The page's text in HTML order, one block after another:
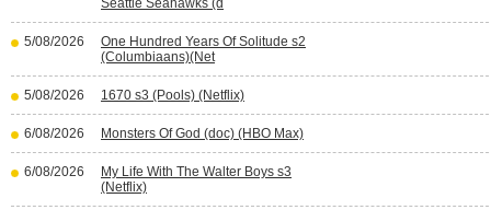
Seattle Seahawks (d
5/08/2026
One Hundred Years Of Solitude s2
(Columbiaans)(Net
5/08/2026 1670 s3 (Pools) (Netflix)
6/08/2026 Monsters Of God (doc) (HBO Max)
6/08/2026
My Life With The Walter Boys s3
(Netflix)